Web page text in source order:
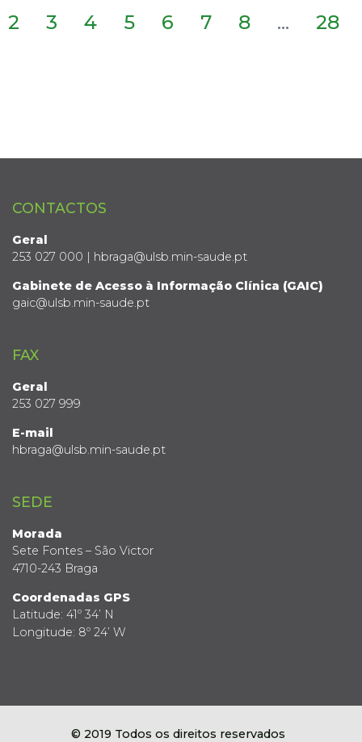
2 3 4 5 6 7 8 ... 28
CONTACTOS
Geral
253 027 000 | hbraga@ulsb.min-saude.pt
Gabinete de Acesso à Informação Clínica (GAIC)
gaic@ulsb.min-saude.pt
FAX
Geral
253 027 999
E-mail
hbraga@ulsb.min-saude.pt
SEDE
Morada
Sete Fontes – São Victor
4710-243 Braga
Coordenadas GPS
Latitude: 41º 34’ N
Longitude: 8º 24’ W
© 2019 Todos os direitos reservados